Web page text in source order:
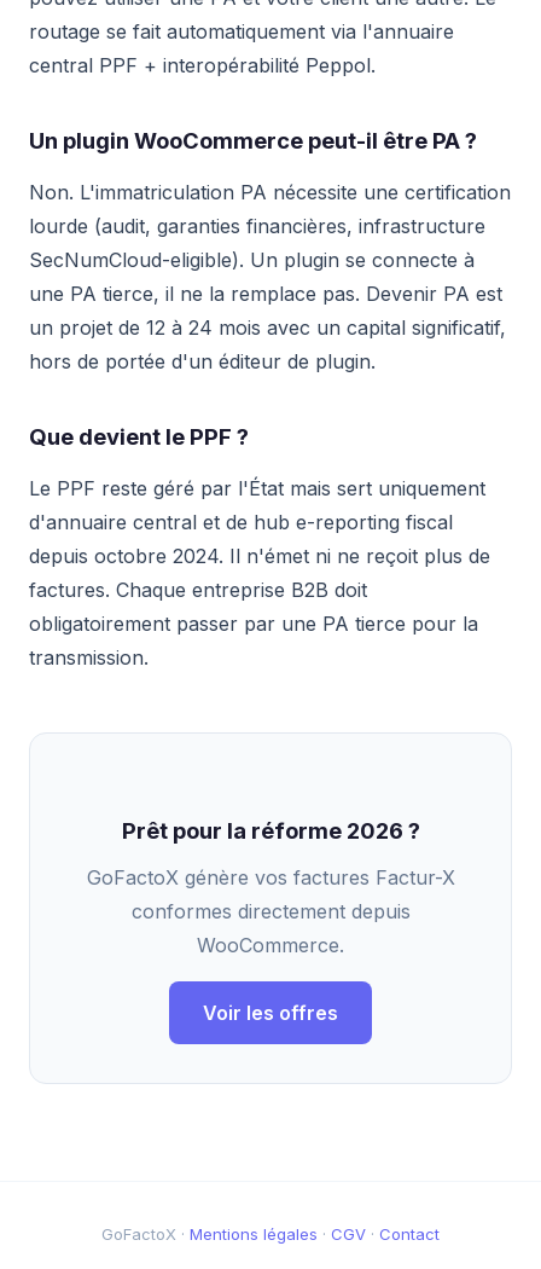
routage se fait automatiquement via l'annuaire
central PPF + interopérabilité Peppol.
Un plugin WooCommerce peut-il être PA ?
Non. L'immatriculation PA nécessite une certification
lourde (audit, garanties financières, infrastructure
SecNumCloud-eligible). Un plugin se connecte à
une PA tierce, il ne la remplace pas. Devenir PA est
un projet de 12 à 24 mois avec un capital significatif,
hors de portée d'un éditeur de plugin.
Que devient le PPF ?
Le PPF reste géré par l'État mais sert uniquement
d'annuaire central et de hub e-reporting fiscal
depuis octobre 2024. Il n'émet ni ne reçoit plus de
factures. Chaque entreprise B2B doit
obligatoirement passer par une PA tierce pour la
transmission.
Prêt pour la réforme 2026 ?
GoFactoX génère vos factures Factur-X
conformes directement depuis
WooCommerce.
Voir les offres
GoFactoX · Mentions légales · CGV · Contact